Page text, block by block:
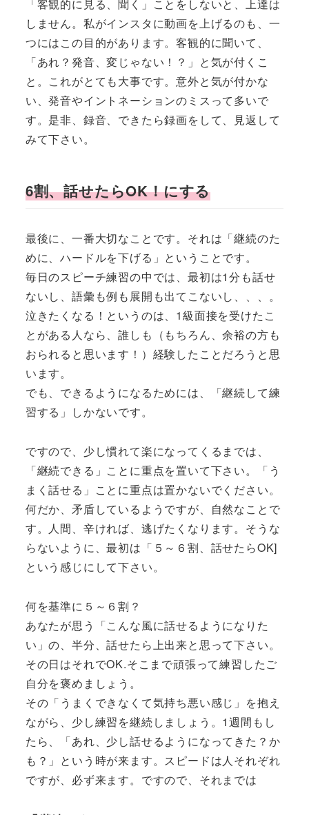
「客観的に見る、聞く」ことをしないと、上達は
しません。私がインスタに動画を上げるのも、一
つにはこの目的があります。客観的に聞いて、
「あれ？発音、変じゃない！？」と気が付くこ
と。これがとても大事です。意外と気が付かな
い、発音やイントネーションのミスって多いで
す。是非、録音、できたら録画をして、見返して
みて下さい。
6割、話せたらOK！にする
最後に、一番大切なことです。それは「継続のた
めに、ハードルを下げる」ということです。
毎日のスピーチ練習の中では、最初は1分も話せ
ないし、語彙も例も展開も出てこないし、、、。
泣きたくなる！というのは、1級面接を受けたこ
とがある人なら、誰しも（もちろん、余裕の方も
おられると思います！）経験したことだろうと思
います。
でも、できるようになるためには、「継続して練
習する」しかないです。
ですので、少し慣れて楽になってくるまでは、
「継続できる」ことに重点を置いて下さい。「う
まく話せる」ことに重点は置かないでください。
何だか、矛盾しているようですが、自然なことで
す。人間、辛ければ、逃げたくなります。そうな
らないように、最初は「５～６割、話せたらOK]
という感じにして下さい。
何を基準に５～６割？
あなたが思う「こんな風に話せるようになりた
い」の、半分、話せたら上出来と思って下さい。
その日はそれでOK.そこまで頑張って練習したご
自分を褒めましょう。
その「うまくできなくて気持ち悪い感じ」を抱え
ながら、少し練習を継続しましょう。1週間もし
たら、「あれ、少し話せるようになってきた？か
も？」という時が来ます。スピードは人それぞれ
ですが、必ず来ます。ですので、それまでは